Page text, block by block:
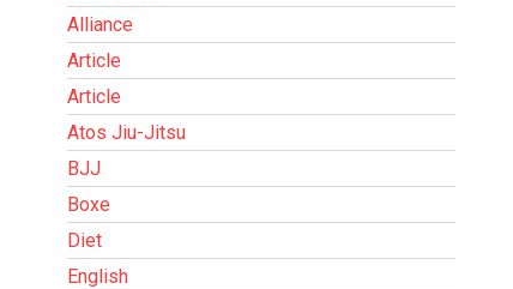
Alliance
Article
Article
Atos Jiu-Jitsu
BJJ
Boxe
Diet
English